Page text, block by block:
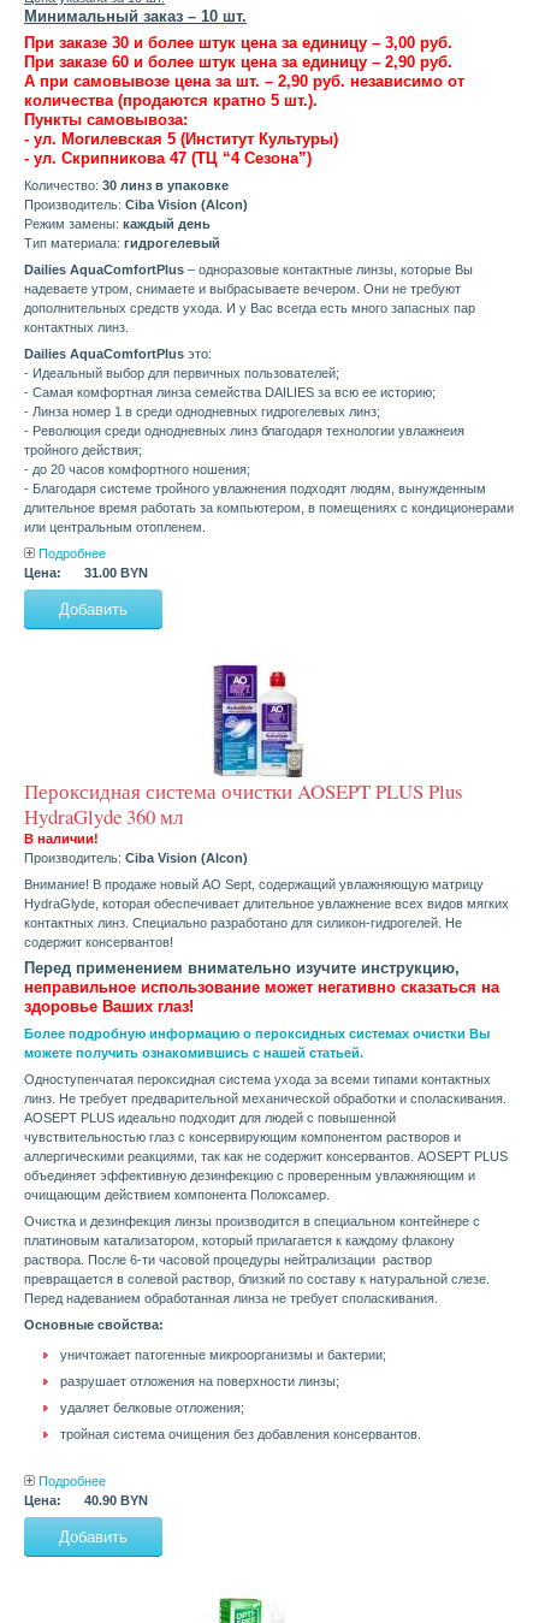
Минимальный заказ – 10 шт.
При заказе 30 и более штук цена за единицу – 3,00 руб.
При заказе 60 и более штук цена за единицу – 2,90 руб.
А при самовывозе цена за шт. – 2,90 руб. независимо от
количества (продаются кратно 5 шт.).
Пункты самовывоза:
- ул. Могилевская 5 (Институт Культуры)
- ул. Скрипникова 47 (ТЦ “4 Сезона”)
Количество: 30 линз в упаковке
Производитель: Ciba Vision (Alcon)
Режим замены: каждый день
Тип материала: гидрогелевый
Dailies AquaСomfortPlus – одноразовые контактные линзы, которые Вы
надеваете утром, снимаете и выбрасываете вечером. Они не требуют
дополнительных средств ухода. И у Вас всегда есть много запасных пар
контактных линз.
Dailies AquaComfortPlus это:
- Идеальный выбор для первичных пользователей;
- Самая комфортная линза семейства DAILIES за всю ее историю;
- Линза номер 1 в среди однодневных гидрогелевых линз;
- Революция среди однодневных линз благодаря технологии увлажнеия
тройного действия;
- до 20 часов комфортного ношения;
- Благодаря системе тройного увлажнения подходят людям, вынужденным
длительное время работать за компьютером, в помещениях с кондиционерами
или центральным отопленем.
Подробнее
31.00 BYN
Цена:
Пероксидная система очистки AOSEPT PLUS Plus
HydraGlyde 360 мл
В наличии!
Производитель: Ciba Vision (Alcon)
Внимание! В продаже новый AO Sept, содержащий увлажняющую матрицу
HydraGlyde, которая обеспечивает длительное увлажнение всех видов мягких
контактных линз. Специально разработано для силикон-гидрогелей. Не
содержит консервантов!
Перед применением внимательно изучите инструкцию,
неправильное использование может негативно сказаться на
здоровье Ваших глаз!
Более подробную информацию о пероксидных системах очистки Вы
можете получить ознакомившись с нашей статьей.
Одноступенчатая пероксидная система ухода за всеми типами контактных
линз. Не требует предварительной механической обработки и споласкивания.
AOSEPT PLUS идеально подходит для людей с повышенной
чувствительностью глаз с консервирующим компонентом растворов и
аллергическими реакциями, так как не содержит консервантов. AOSEPT PLUS
объединяет эффективную дезинфекцию с проверенным увлажняющим и
очищающим действием компонента Полоксамер.
Очистка и дезинфекция линзы производится в специальном контейнере с
платиновым катализатором, который прилагается к каждому флакону
раствора. После 6-ти часовой процедуры нейтрализации раствор
превращается в солевой раствор, близкий по составу к натуральной слезе.
Перед надеванием обработанная линза не требует споласкивания.
Основные свойства:
уничтожает патогенные микроорганизмы и бактерии;
разрушает отложения на поверхности линзы;
удаляет белковые отложения;
тройная система очищения без добавления консервантов.
Подробнее
40.90 BYN
Цена: